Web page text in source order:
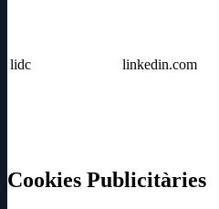
lidc linkedin.com
Cookies Publicitàries